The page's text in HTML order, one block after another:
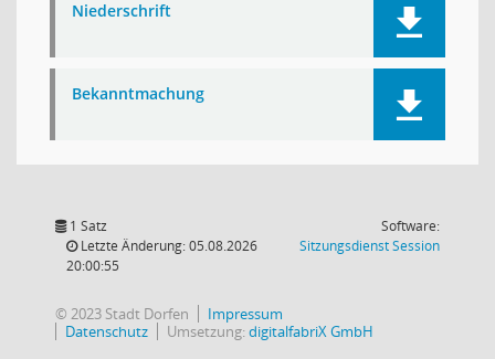
Niederschrift
Bekanntmachung
1 Satz
Letzte Änderung: 05.08.2026
20:00:55
Software:
SitzungsdienstSession(Wird in
© 2023 Stadt Dorfen
Impressum
Datenschutz
Umsetzung:digitalfabriX GmbH